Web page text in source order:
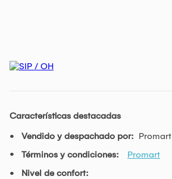
Características destacadas
Vendido y despachado por: Promart
Términos y condiciones:
Promart
Nivel de confort: